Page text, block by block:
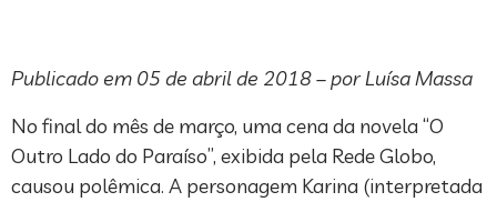
Publicado em 05 de abril de 2018 – por Luísa Massa
No final do mês de março, uma cena da novela “O
Outro Lado do Paraíso”, exibida pela Rede Globo,
causou polêmica. A personagem Karina (interpretada